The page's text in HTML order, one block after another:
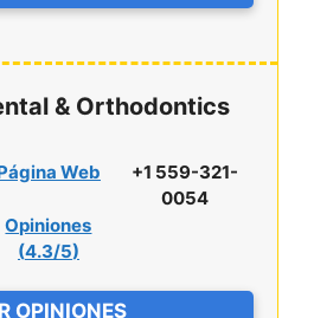
& Orthodontics
Web
Opiniones
(4.3/5)
+1 559-321-
0054
OPINIONES